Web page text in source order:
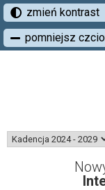
zmień kontrast
pomniejsz